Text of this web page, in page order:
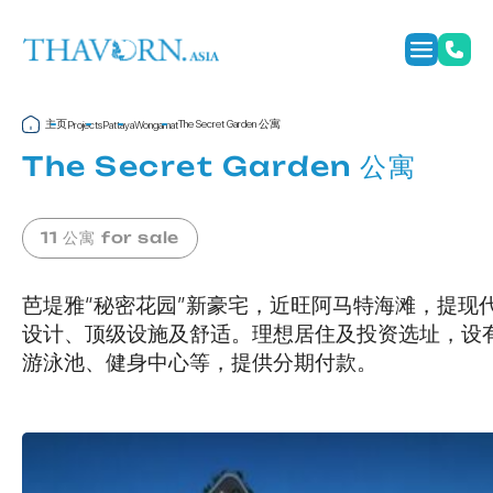
主页ProjectsPattayaWongamatThe Secret Garden 公寓
The Secret Garden 公寓
11 公寓 for sale
芭堤雅“秘密花园”新豪宅，近旺阿马特海滩，提现
设计、顶级设施及舒适。理想居住及投资选址，设
游泳池、健身中心等，提供分期付款。